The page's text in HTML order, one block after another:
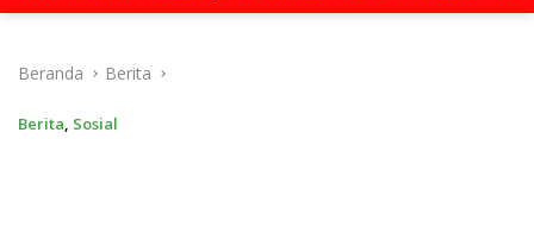
Beranda Berita
Berita, Sosial